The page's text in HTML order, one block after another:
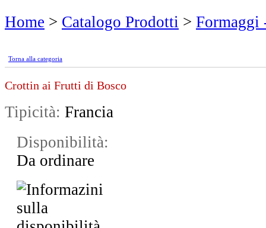
Home > Catalogo Prodotti > Formaggi
Torna alla categoria
Crottin ai Frutti di Bosco
Tipicità: Francia
Disponibilità:
Da ordinare